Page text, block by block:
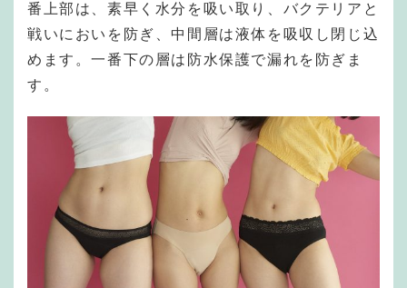
番上部は、素早く水分を吸い取り、バクテリアと
戦いにおいを防ぎ、中間層は液体を吸収し閉じ込
めます。一番下の層は防水保護で漏れを防ぎま
す。